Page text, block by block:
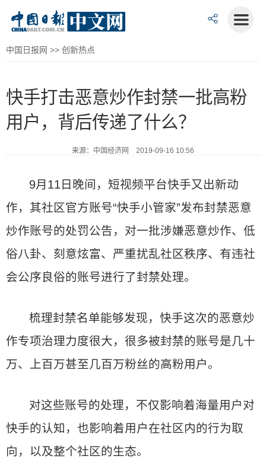
中国日报网 >> 创新热点
快手打击恶意炒作封禁一批高粉
用户，背后传递了什么？
来源：中国经济网 2019-09-16 10:56
9月11日晚间，短视频平台快手又出新动
作，其社区官方账号“快手小管家”发布封禁恶意
炒作账号的处罚公告，对一批涉嫌恶意炒作、低
俗八卦、刻意炫富、严重扰乱社区秩序、有违社
会公序良俗的账号进行了封禁处理。
梳理封禁名单能够发现，快手这次的恶意炒
作专项治理力度很大，很多被封禁的账号是几十
万、上百万甚至几百万粉丝的高粉用户。
对这些账号的处理，不仅影响着海量用户对
快手的认知，也影响着用户在社区内的行为取
向，以及整个社区的生态。